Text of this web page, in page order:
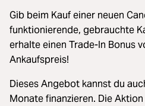
Gib beim Kauf einer neuen
funktionierende, gebrauchte
erhalte einen Trade-In Bonus
Ankaufspreis!
Dieses Angebot kannst du
Monate finanzieren. Die